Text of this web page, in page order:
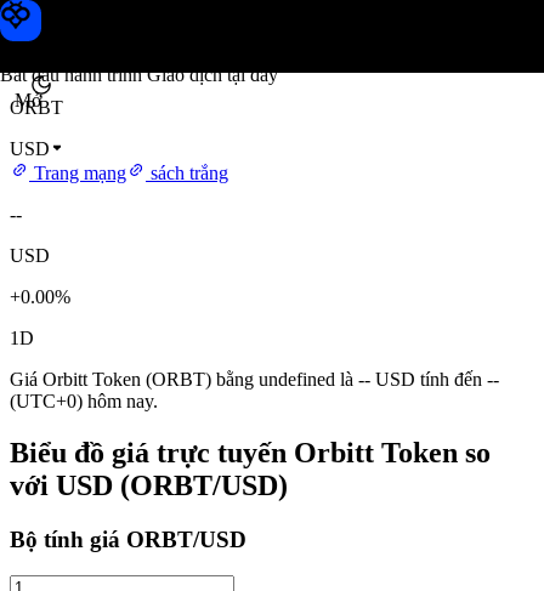
Bắt đầu hành trình Giao dịch tại đây
Mở
Giá Orbitt Token
ORBT
USD
Trang mạng
sách trắng
--
USD
+0.00%
1D
Giá Orbitt Token (ORBT) bằng undefined là -- USD tính đến --
(UTC+0) hôm nay.
Biểu đồ giá trực tuyến Orbitt Token so
với USD (ORBT/USD)
Bộ tính giá ORBT/USD